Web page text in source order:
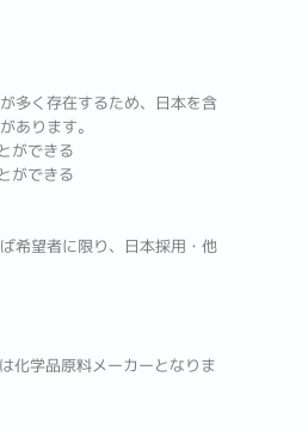
多く存在するため、日本を含
あります。
ができる
ができる
希望者に限り、日本採用・他
化学品原料メーカーとなりま